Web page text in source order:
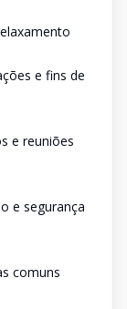
e fins de
e reuniões
e segurança
comuns